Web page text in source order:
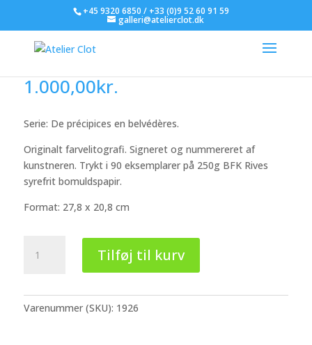
+45 9320 6850 / +33 (0)9 52 60 91 59
galleri@atelierclot.dk
Manuella Ferré
1.000,00kr.
Serie: De précipices en belvédères.
Originalt farvelitografi. Signeret og nummereret af
kunstneren. Trykt i 90 eksemplarer på 250g BFK Rives
syrefrit bomuldspapir.
Format: 27,8 x 20,8 cm
Ferré
Tilføj til kurv
Varenummer (SKU): 1926